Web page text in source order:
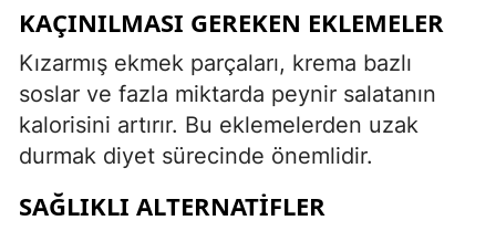
KAÇINILMASI GEREKEN EKLEMELER
Kızarmış ekmek parçaları, krema bazlı
soslar ve fazla miktarda peynir salatanın
kalorisini artırır. Bu eklemelerden uzak
durmak diyet sürecinde önemlidir.
SAĞLIKLI ALTERNATIFLER